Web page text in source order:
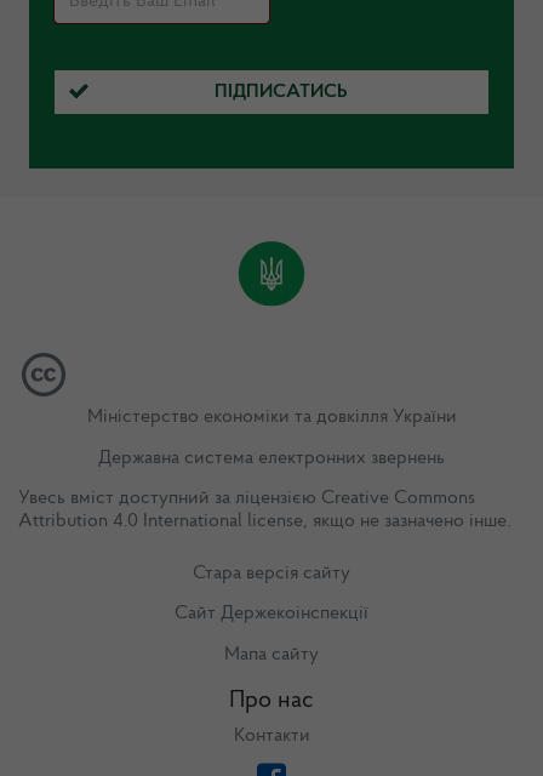
ПІДПИСАТИСЬ
Міністерство економіки та довкілля України
Державна система електронних звернень
Увесь вміст доступний за ліцензією Creative Commons
Attribution 4.0 International license, якщо не зазначено інше.
Стара версія сайту
Сайт Держекоінспекції
Мапа сайту
Про нас
Контакти